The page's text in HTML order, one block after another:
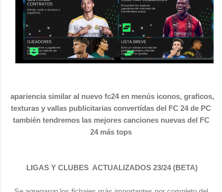
apariencia similar al nuevo fc24 en menús iconos, graficos,
texturas y vallas publicitarias convertídas del FC 24 de PC
también tendremos las mejores canciones nuevas del FC
24 más tops
LIGAS Y CLUBES ACTUALIZADOS 23/24 (BETA)